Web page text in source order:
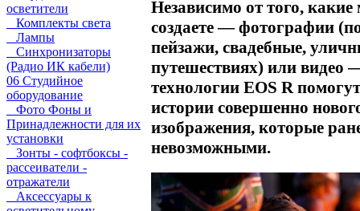
осветители
Комплекты света
Лампы
Синхронизаторы
(Радио ИК кабели)
06 Студийное
оборудование
Фото Фоны и
Принадлежности для их
установки
Зонты - софтбоксы -
рассеиватели -
отражатели
Аксессуары к
Независимо от того,
создаете — фотографии
пейзажи, свадебные,
путешествиях) или видео
технологии EOS R
истории совершенно
изображения, которые
невозможными.